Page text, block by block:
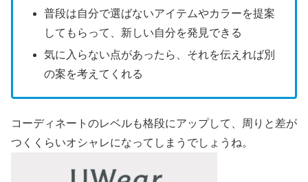
普段は自分で選ばないアイテムやカラーを提案
してもらって、新しい自分を発見できる
気に入らない点があったら、それを伝えれば別
の案を考えてくれる
コーディネートのレベルも格段にアップして、周りと差が
つくくらいオシャレになってしまうでしょうね。